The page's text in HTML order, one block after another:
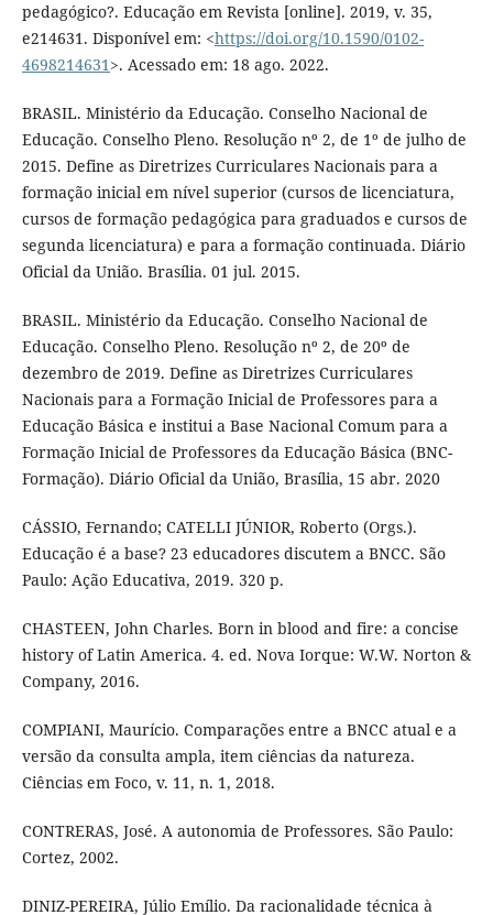
pedagógico?. Educação em Revista [online]. 2019, v. 35,
e214631. Disponível em: <https://doi.org/10.1590/0102-
4698214631>. Acessado em: 18 ago. 2022.
BRASIL. Ministério da Educação. Conselho Nacional de
Educação. Conselho Pleno. Resolução nº 2, de 1º de julho de
2015. Define as Diretrizes Curriculares Nacionais para a
formação inicial em nível superior (cursos de licenciatura,
cursos de formação pedagógica para graduados e cursos de
segunda licenciatura) e para a formação continuada. Diário
Oficial da União. Brasília. 01 jul. 2015.
BRASIL. Ministério da Educação. Conselho Nacional de
Educação. Conselho Pleno. Resolução nº 2, de 20º de
dezembro de 2019. Define as Diretrizes Curriculares
Nacionais para a Formação Inicial de Professores para a
Educação Básica e institui a Base Nacional Comum para a
Formação Inicial de Professores da Educação Básica (BNC-
Formação). Diário Oficial da União, Brasília, 15 abr. 2020
CÁSSIO, Fernando; CATELLI JÚNIOR, Roberto (Orgs.).
Educação é a base? 23 educadores discutem a BNCC. São
Paulo: Ação Educativa, 2019. 320 p.
CHASTEEN, John Charles. Born in blood and fire: a concise
history of Latin America. 4. ed. Nova Iorque: W.W. Norton &
Company, 2016.
COMPIANI, Maurício. Comparações entre a BNCC atual e a
versão da consulta ampla, item ciências da natureza.
Ciências em Foco, v. 11, n. 1, 2018.
CONTRERAS, José. A autonomia de Professores. São Paulo:
Cortez, 2002.
DINIZ-PEREIRA, Júlio Emílio. Da racionalidade técnica à